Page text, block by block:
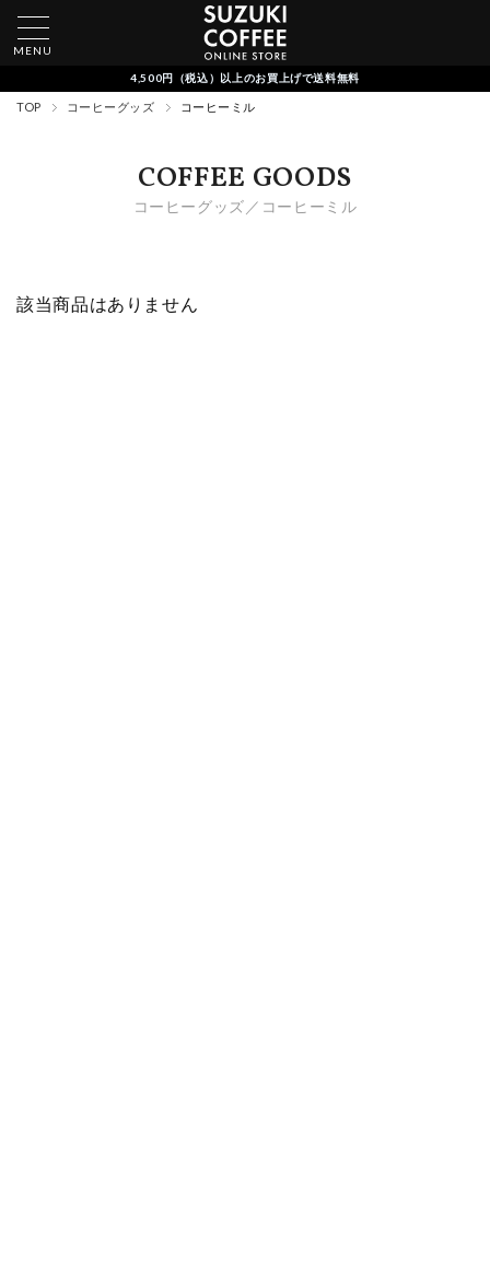
MENU
4,500円（税込）以上のお買上げで送料無料
TOP コーヒーグッズ コーヒーミル
COFFEE GOODS
コーヒーグッズ／コーヒーミル
該当商品はありません